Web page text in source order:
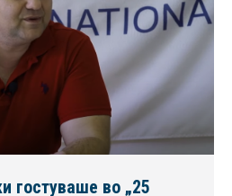
гостуваше во „25